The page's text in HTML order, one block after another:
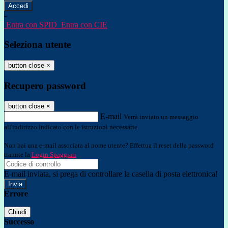
-
Entra con SPID Entra con CIE
Seleziona utente
button close ×
Recupero password
button close ×
E-mail Verrà inviato un messaggio
all'indirizzo indicato con le istruzioni necessarie.
Non hai una e-mail associata al nome utente? Effettua il reset della password
tramite la Login Spaggiari
E-mail inviata, si prega di controllare la casella di posta elettronica!
Errore
Chiudi
Successo